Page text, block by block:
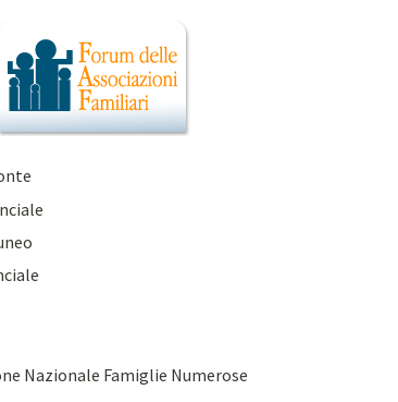
Nazionale Famiglie Numerose